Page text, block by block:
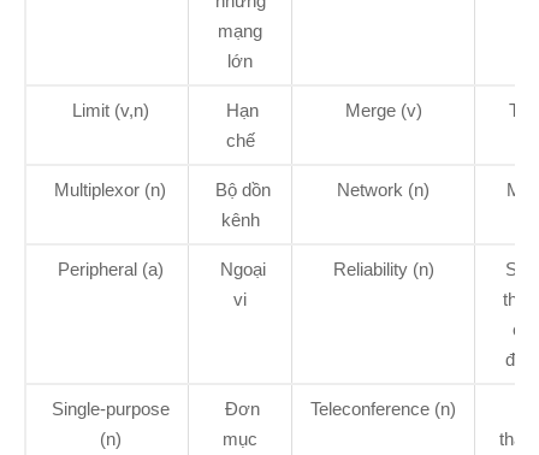
mạng
lớn
Limit (v,n)
Hạn
chế
Merge (v)
Multiplexor (n)
Bộ dồn
kênh
Network (n)
Peripheral (a)
Ngoại
vi
Reliability (n)
Sự
thể
Single-purpose
(n)
Đơn
mục
Teleconference (n)
thảo